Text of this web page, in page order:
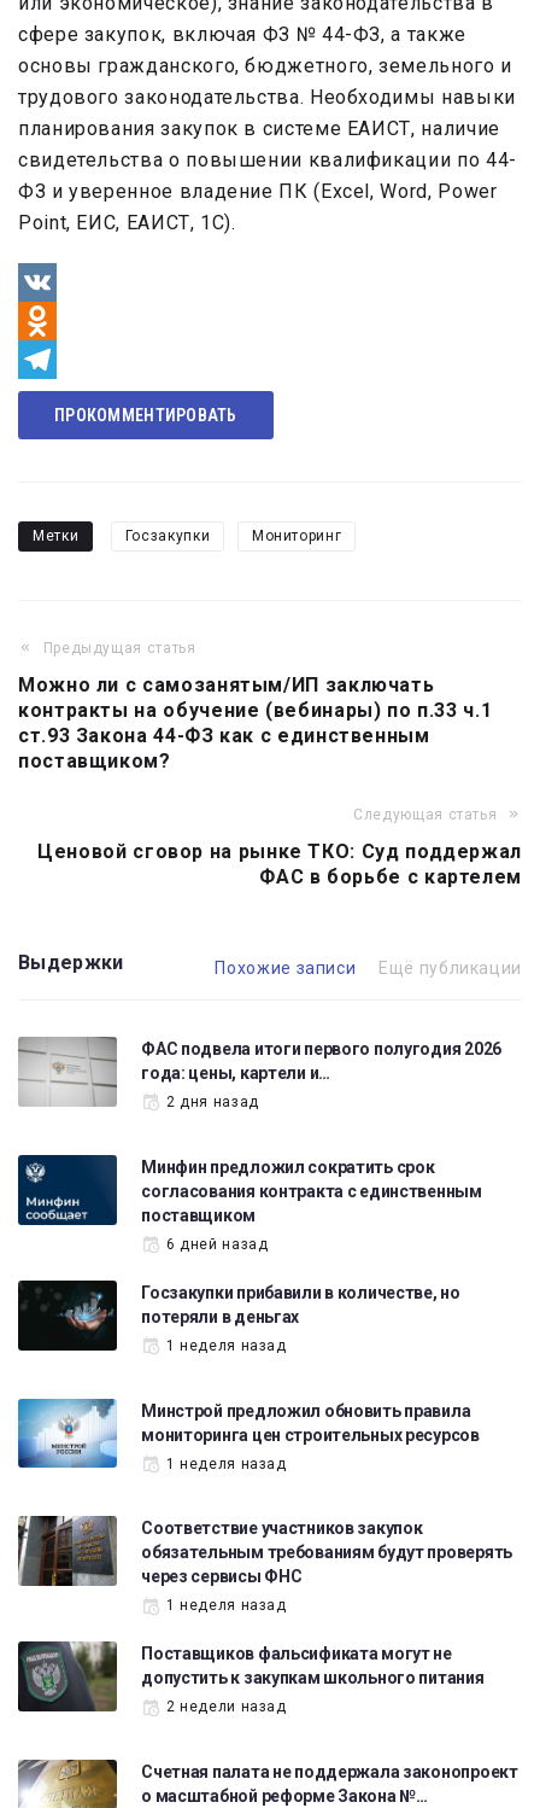
сфере закупок, включая ФЗ № 44-ФЗ, а также
основы гражданского, бюджетного, земельного и
трудового законодательства. Необходимы навыки
планирования закупок в системе ЕАИСТ, наличие
свидетельства о повышении квалификации по 44-
ФЗ и уверенное владение ПК (Excel, Word, Power
Point, ЕИС, ЕАИСТ, 1С).
VK
Odnoklassniki
Telegram
ПРОКОММЕНТИРОВАТЬ
Метки Госзакупки Мониторинг
Навигация
по
записям
Предыдущая статья
Можно ли с самозанятым/ИП заключать
контракты на обучение (вебинары) по п.33 ч.1
ст.93 Закона 44-ФЗ как с единственным
поставщиком?
Следующая статья
Ценовой сговор на рынке ТКО: Суд поддержал
ФАС в борьбе с картелем
Выдержки Похожие записи Ещё публикации
ФАС подвела итоги первого полугодия 2026
года: цены, картели и…
2 дня назад
Минфин предложил сократить срок
согласования контракта с единственным
поставщиком
6 дней назад
Госзакупки прибавили в количестве, но
потеряли в деньгах
1 неделя назад
Минстрой предложил обновить правила
мониторинга цен строительных ресурсов
1 неделя назад
Соответствие участников закупок
обязательным требованиям будут проверять
через сервисы ФНС
1 неделя назад
Поставщиков фальсификата могут не
допустить к закупкам школьного питания
2 недели назад
Счетная палата не поддержала законопроект
о масштабной реформе Закона №…